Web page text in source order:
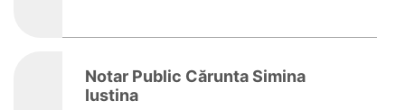
Notar Public Cărunta Simina
Iustina